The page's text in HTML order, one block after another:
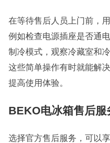
在等待售后人员上门前，
例如检查电源插座是否通
制冷模式，观察冷藏室和
这些简单操作有时就能解
提高使用体验。
BEKO电冰箱售后服
选择官方售后服务，可以